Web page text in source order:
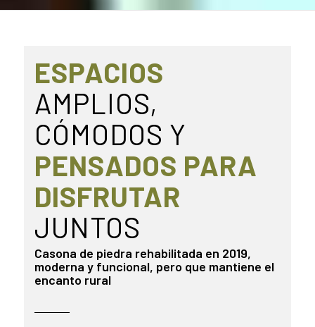
ESPACIOS
AMPLIOS,
CÓMODOS Y
PENSADOS PARA
DISFRUTAR
JUNTOS
Casona de piedra rehabilitada en 2019,
moderna y funcional, pero que mantiene el
encanto rural